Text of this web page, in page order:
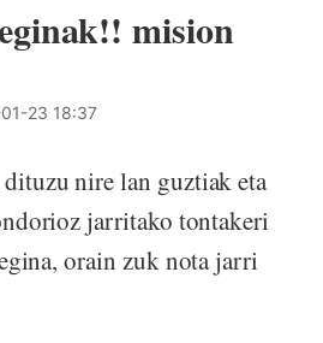
mision
23 18:37
nire lan guztiak eta
jarritako tontakeri
orain zuk nota jarri